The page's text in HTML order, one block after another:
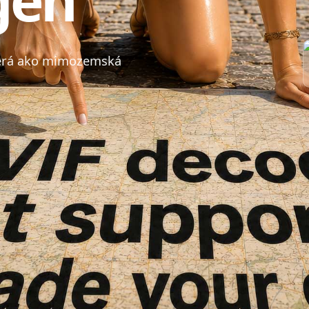
ako mimozemská